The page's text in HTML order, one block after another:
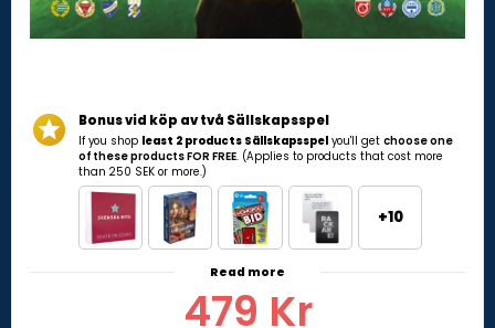
Bonus vid köp av två Sällskapsspel
If you shop least 2 products Sällskapsspelyou'll get choose one
of these products FOR FREE. (Applies to products that cost more
than 250 SEK or more.)
+10
Read more
479 Kr